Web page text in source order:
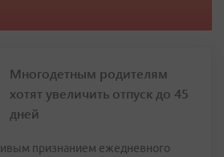
Многодетным родителям
хотят увеличить отпуск до 45
дней
признанием ежедневного